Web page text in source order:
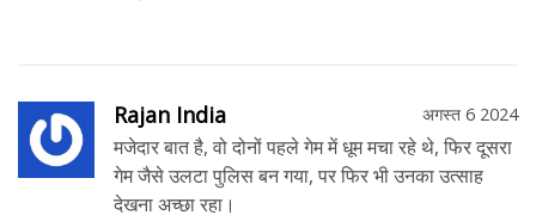
Rajan India अगस्त 6 2024
मजेदार बात है, वो दोनों पहले गेम में धूम मचा रहे थे, फिर दूसरा
गेम जैसे उलटा पुलिस बन गया, पर फिर भी उनका उत्साह
देखना अच्छा रहा।